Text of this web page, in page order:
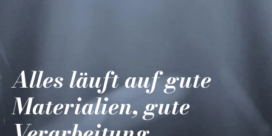
Alles läuft auf gute
Materialien, gute